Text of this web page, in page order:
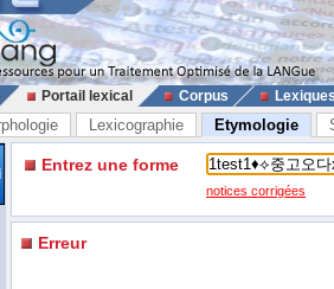
Portail lexical Corpus
Lexicographie Etymologie
Entrez une forme
notices corrigées
Erreur